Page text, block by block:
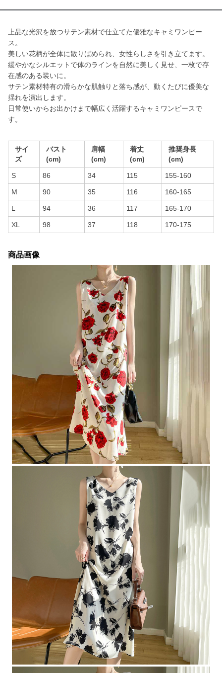
上品な光沢を放つサテン素材で仕立てた優雅なキャミワンピー
ス。
美しい花柄が全体に散りばめられ、女性らしさを引き立てます。
緩やかなシルエットで体のラインを自然に美しく見せ、一枚で存
在感のある装いに。
サテン素材特有の滑らかな肌触りと落ち感が、動くたびに優美な
揺れを演出します。
日常使いからお出かけまで幅広く活躍するキャミワンピースで
す。
サイ
ズ
バスト
(cm)
肩幅
(cm)
着丈
(cm)
推奨身長
(cm)
S 86 34 115 155-160
M 90 35 116 160-165
L 94 36 117 165-170
XL 98 37 118 170-175
商品画像